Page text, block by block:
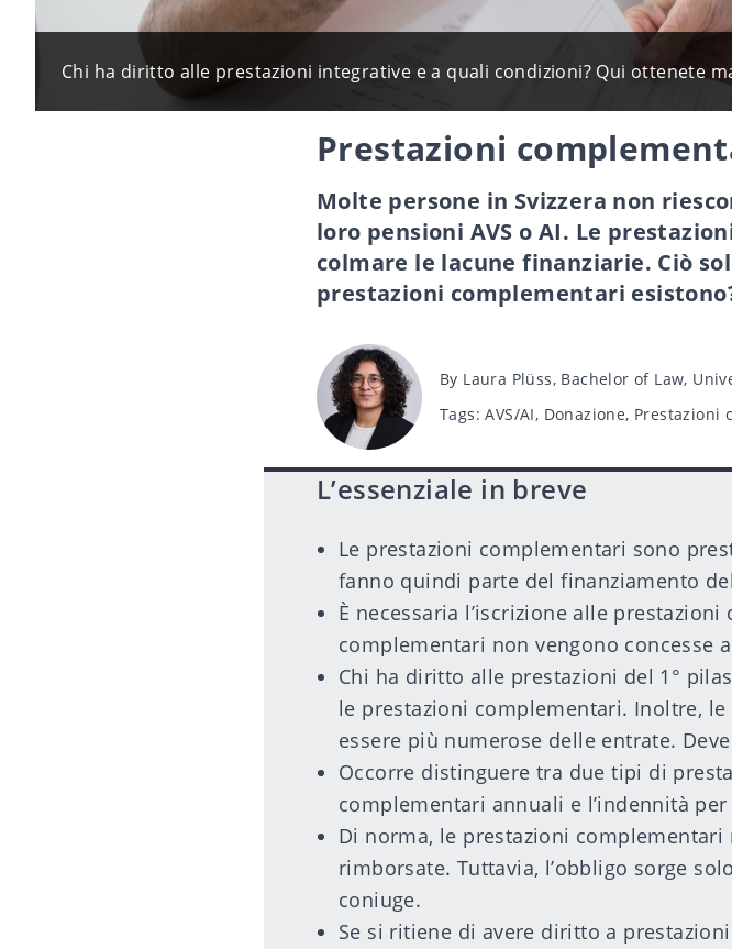
Chi ha diritto alle prestazioni integrative e a quali condizioni? Qui ottenete
Prestazioni
Molte persone in Svizzera non
loro pensioni AVS o AI. Le
colmare le lacune finanziarie. Ciò
prestazioni complementari
Post
By Laura Plüss, Bachelor of Law,
Tags
Tags:AVS/AI, Donazione, Prestazioni
L’essenziale in breve
Le prestazioni complementari sono
fanno quindi parte del finanziamento
È necessaria l’iscrizione alle
complementari non vengono concesse
Chi ha diritto alle prestazioni del 1°
le prestazioni complementari. Inoltre,
essere più numerose delle entrate.
Occorre distinguere tra due tipi di
complementari annuali e l’indennità
Di norma, le prestazioni complementari
rimborsate. Tuttavia, l’obbligo sorge
coniuge.
Se si ritiene di avere diritto a